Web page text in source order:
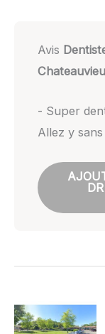
Avis
- Super
Allez y